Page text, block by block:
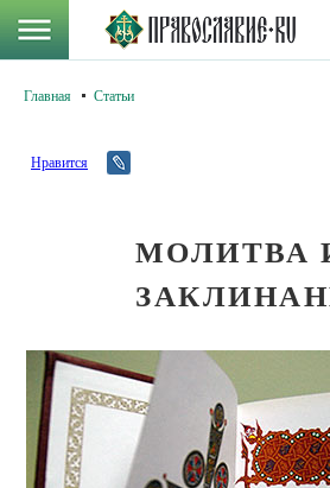
Главная Статьи
Нравится
МОЛИТВА